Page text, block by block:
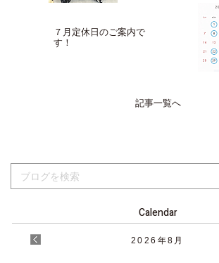
７月定休日のご案内で
す！
記事一覧へ
Calendar
2026 年8月